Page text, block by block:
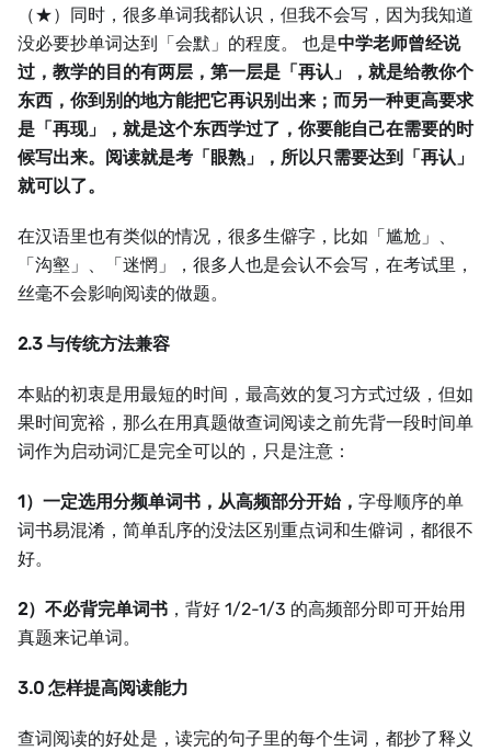
（★）同时，很多单词我都认识，但我不会写，因为我知道
没必要抄单词达到「会默」的程度。 也是中学老师曾经说
过，教学的目的有两层，第一层是「再认」，就是给教你个
东西，你到别的地方能把它再识别出来；而另一种更高要求
是「再现」，就是这个东西学过了，你要能自己在需要的时
候写出来。阅读就是考「眼熟」，所以只需要达到「再认」
就可以了。
在汉语里也有类似的情况，很多生僻字，比如「尴尬」、
「沟壑」、「迷惘」，很多人也是会认不会写，在考试里，
丝毫不会影响阅读的做题。
2.3 与传统方法兼容
本贴的初衷是用最短的时间，最高效的复习方式过级，但如
果时间宽裕，那么在用真题做查词阅读之前先背一段时间单
词作为启动词汇是完全可以的，只是注意：
1）一定选用分频单词书，从高频部分开始， 字母顺序的单
词书易混淆，简单乱序的没法区别重点词和生僻词，都很不
好。
2）不必背完单词书 ，背好 1/2-1/3 的高频部分即可开始用
真题来记单词。
3.0 怎样提高阅读能力
查词阅读的好处是，读完的句子里的每个生词，都抄了释义